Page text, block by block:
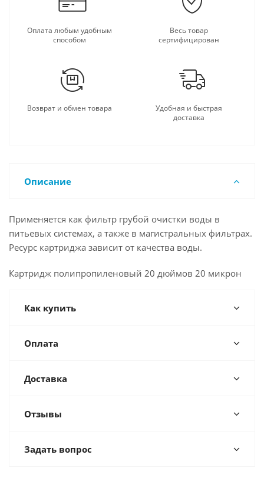
Оплата любым удобным
способом
Весь товар
сертифицирован
Возврат и обмен товара
Удобная и быстрая
доставка
Описание
Применяется как фильтр грубой очистки воды в
питьевых системах, а также в магистральных фильтрах.
Ресурс картриджа зависит от качества воды.
Картридж полипропиленовый 20 дюймов 20 микрон
Как купить
Оплата
Доставка
Отзывы
Задать вопрос